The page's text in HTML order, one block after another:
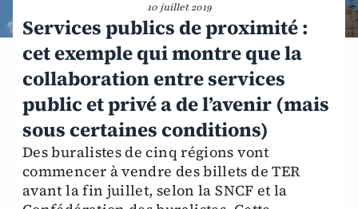
10 juillet 2019
Services publics de proximité :
cet exemple qui montre que la
collaboration entre services
public et privé a de l’avenir (mais
sous certaines conditions)
Des buralistes de cinq régions vont
commencer à vendre des billets de TER
avant la fin juillet, selon la SNCF et la